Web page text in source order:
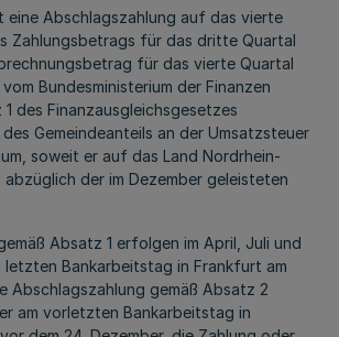
eine Abschlagszahlung auf das vierte
Zahlungsbetrags für das dritte Quartal
für das vierte Quartal
Bundesministerium der Finanzen
1 des Finanzausgleichsgesetzes
Gemeindeanteils an der Umsatzsteuer
soweit er auf das Land Nordrhein-
der im Dezember geleisteten
Absatz 1 erfolgen im April, Juli und
letzten Bankarbeitstag in Frankfurt am
Abschlagszahlung gemäß Absatz 2
am vorletzten Bankarbeitstag in